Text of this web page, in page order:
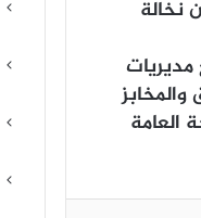
سبك الضحاك لحيازته كمية قدرها (10) طن نخالة
العامة